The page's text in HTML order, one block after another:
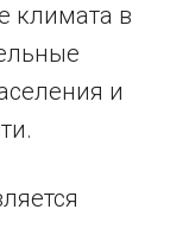
климата в
и